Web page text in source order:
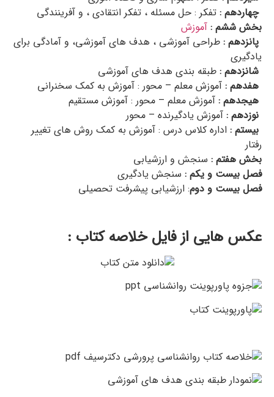
چهاردهم : تفکر : حل مسئله ، تفکر انتقادی ، و آفرینندگی
بخش ششم : آموزش
پانزدهم : طراحی آموزشی ، هدف های آموزشی، و آمادگی برای
یادگیری
شانزدهم : طبقه بندی هدف های آموزشی
هفدهم : آموزش معلم – محور : آموزش به کمک سخنرانی
هیجدهم : آموزش معلم – محور : آموزش مستقیم
نوزدهم : آموزش یادگیرنده – محور
بیستم : اداره کلاس درس : آموزش به کمک روش های تغییر
رفتار
بخش هفتم : سنجش و ارزشیابی
فصل بیست و یکم : سنجش یادگیری
فصل بیست و دوم: ارزشیابی پیشرفت تحصیلی
عکس هایی از فایل خلاصه کتاب :